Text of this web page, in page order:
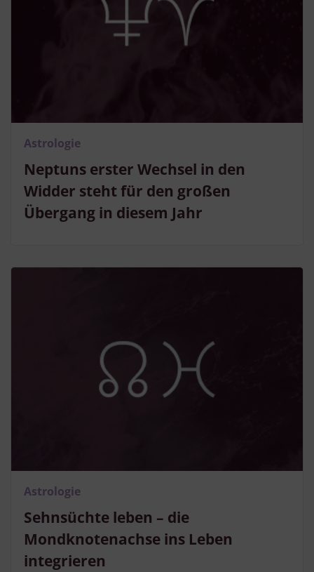
Neptuns erster Wechsel in den
Widder steht für den großen
Übergang in diesem Jahr
Astrologie
Sehnsüchte leben – die
Mondknotenachse ins Leben
integrieren
Astrologie
Analyse von Zielgruppen durch Statistiken oder Kombinationen
von Daten aus verschiedenen Quellen
Entwicklung und Verbesserung der Angebote
Verwendung reduzierter Daten zur Auswahl von Inhalten